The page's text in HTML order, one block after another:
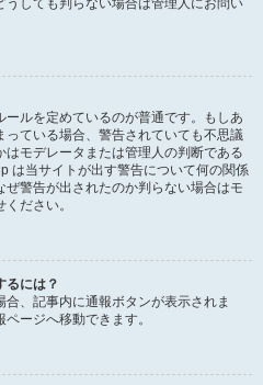
しても判らない場合は管理人にお問い
ルを定めているのが普通です。もしあ
ている場合、警告されていても不思議
モデレータまたは管理人の判断である
は当サイトが出す警告について何の関係
警告が出されたのか判らない場合はモ
ださい。
るには？
、記事内に通報ボタンが表示されま
ージへ移動できます。